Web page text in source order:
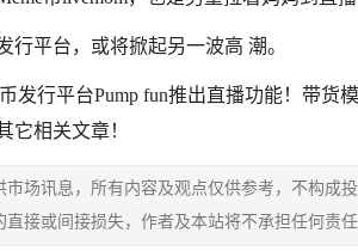
行平台，或将掀起另一波高 潮。
发行平台Pump fun推出直播功能！带
它相关文章！
市场讯息，所有内容及观点仅供参考，不构成
接或间接损失，作者及本站将不承担任何责任